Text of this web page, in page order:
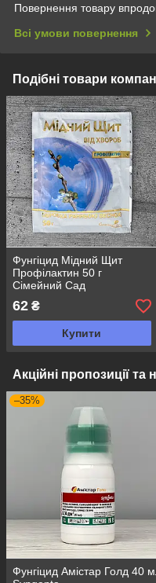
Повернення товару
Всі умови повернення
Подібні товари
Фунгіцид Мідний Щит
Профілактин 50 г
Сімейний Сад
62 ₴
Купити
Акційні пропозиції та
–35%
Фунгіцид Амістар Голд 40